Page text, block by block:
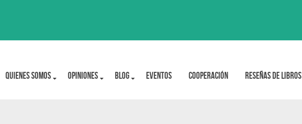
Quienes Somos OPINIONES BLOG Eventos Cooperación Reseñas de libros